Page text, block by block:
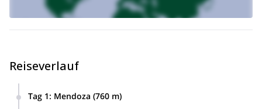
Reiseverlauf
Tag 1: Mendoza (760 m)